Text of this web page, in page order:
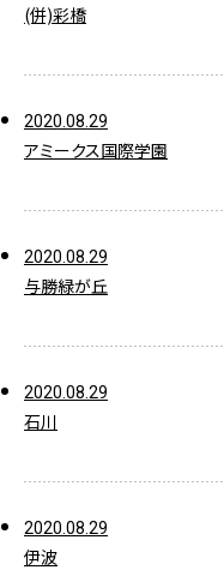
(併)彩橋
2020.08.29
アミークス国際学園
2020.08.29
与勝緑が丘
2020.08.29
石川
2020.08.29
伊波